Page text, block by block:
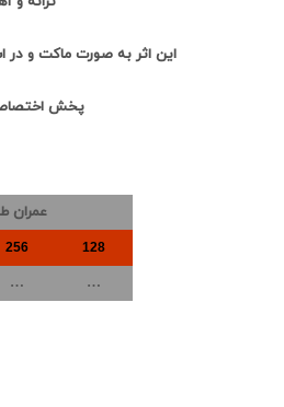
این اثر به صورت ماکت و
پخش
عمران
128
256
…
…